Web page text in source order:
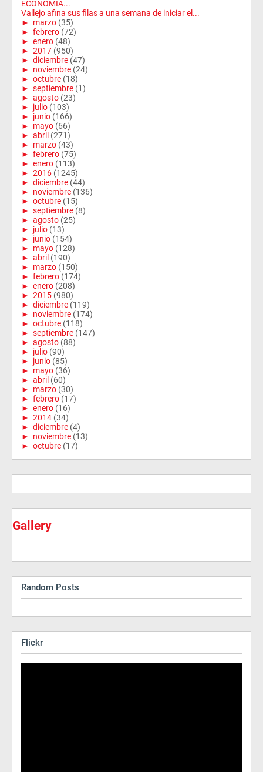
ECONOMÍA...
Vallejo afina sus filas a una semana de iniciar el...
► marzo (35)
► febrero (72)
► enero (48)
► 2017 (950)
► diciembre (47)
► noviembre (24)
► octubre (18)
► septiembre (1)
► agosto (23)
► julio (103)
► junio (166)
► mayo (66)
► abril (271)
► marzo (43)
► febrero (75)
► enero (113)
► 2016 (1245)
► diciembre (44)
► noviembre (136)
► octubre (15)
► septiembre (8)
► agosto (25)
► julio (13)
► junio (154)
► mayo (128)
► abril (190)
► marzo (150)
► febrero (174)
► enero (208)
► 2015 (980)
► diciembre (119)
► noviembre (174)
► octubre (118)
► septiembre (147)
► agosto (88)
► julio (90)
► junio (85)
► mayo (36)
► abril (60)
► marzo (30)
► febrero (17)
► enero (16)
► 2014 (34)
► diciembre (4)
► noviembre (13)
► octubre (17)
Gallery
Random Posts
Flickr